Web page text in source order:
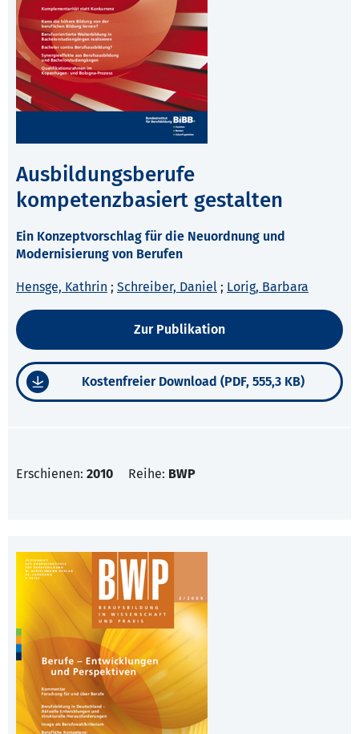
Ausbildungsberufe
kompetenzbasiert gestalten
Ein Konzeptvorschlag für die Neuordnung und
Modernisierung von Berufen
Hensge, Kathrin ; Schreiber, Daniel ; Lorig, Barbara
Zur Publikation
Kostenfreier Download (PDF, 555,3 KB)
Erschienen: 2010 Reihe: BWP